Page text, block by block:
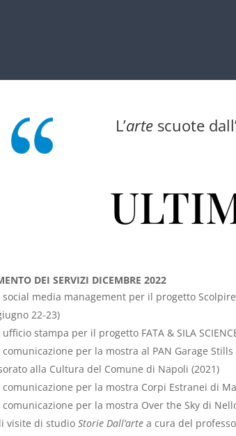
L’arte scuote
DEI SERVIZI DICEMBRE 2022
media management per il progetto
22-23)
stampa per il progetto FATA & SILA
per la mostra al PAN Garage
alla Cultura del Comune di Napoli (2021)
per la mostra Corpi Estranei di
per la mostra Over the Sky di
visite di studioStorie Dall’arte a cura del